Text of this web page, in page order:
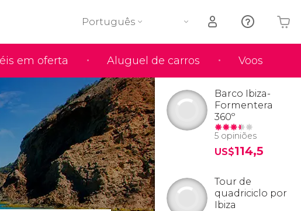
em oferta Aluguel de carros Voos
Português
O seu carrinho está vazio
Barco Ibiza-
Formentera
360º
5 opiniões
US$114,5
Tour de
quadriciclo por
Ibiza